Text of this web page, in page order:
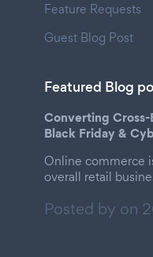
Feature Requests
Guest Blog Post
Featured Blog
Converting
Black Friday &
Online commerce
overall retail
Posted by on